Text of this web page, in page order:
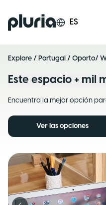
Logo Pluria ES
Explore / Portugal / Oporto/
Este espacio + mil
Encuentra la mejor opción
Ver las opciones